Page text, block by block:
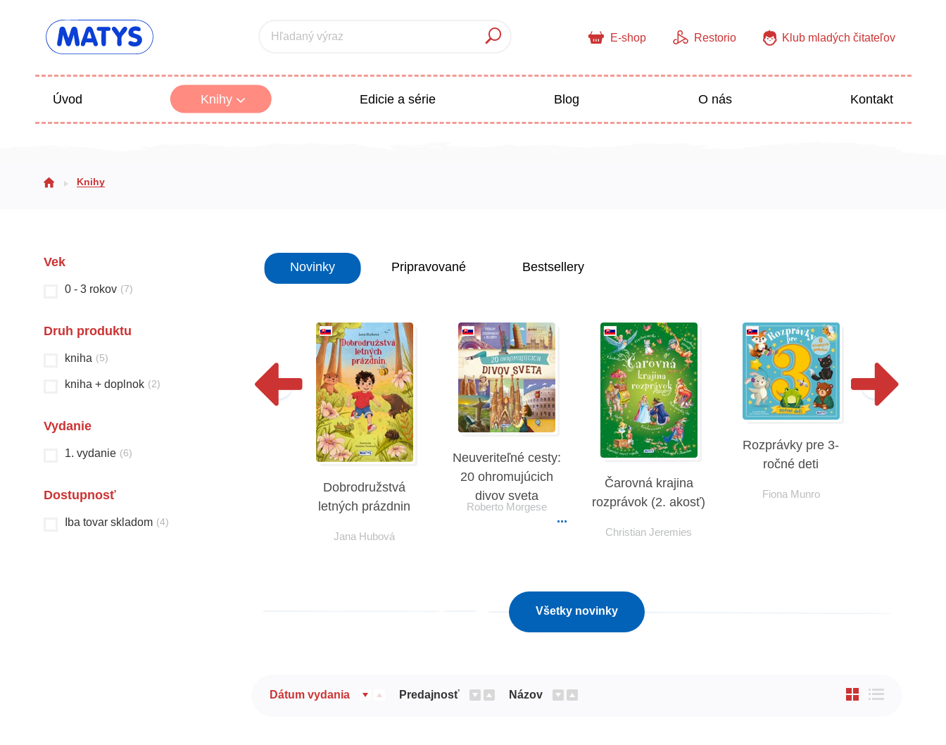
Hľadaný výraz E-shop Restorio Klub mladých čitateľov
Úvod Knihy Edicie a série Blog O nás Kontakt
Knihy
Vek
0 - 3 rokov (7)
Druh produktu
kniha (5)
kniha + doplnok (2)
Vydanie
1. vydanie (6)
Dostupnosť
Iba tovar skladom (4)
Novinky Pripravované Bestsellery
malého školáka
Dobrodružstvá
letných prázdnin
Jana Hubová
Neuveriteľné cesty:
20 ohromujúcich
divov sveta
Roberto Morgese
Čarovná krajina
rozprávok (2. akosť)
Christian Jeremies
Rozprávky pre 3-
ročné deti
Fiona Munro
Všetky novinky
Dátum vydania Predajnosť Názov